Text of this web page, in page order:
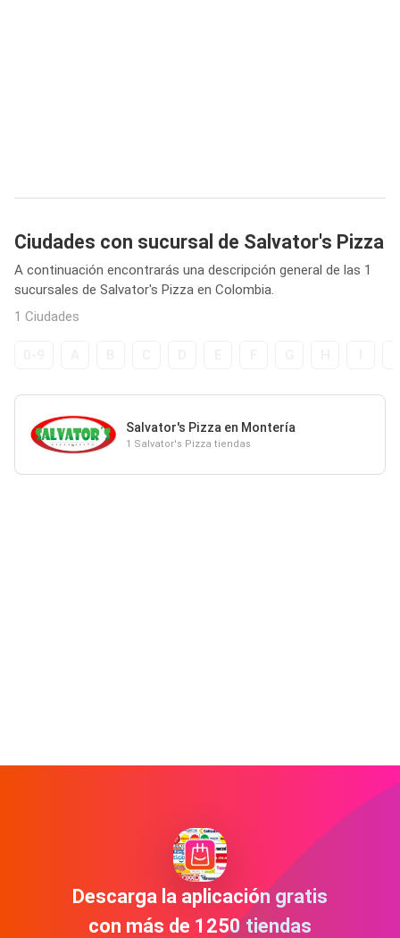
Ciudades con sucursal de Salvator's Pizza
A continuación encontrarás una descripción general de las 1
sucursales de Salvator's Pizza en Colombia.
1 Ciudades
Salvator's Pizza en Montería
1 Salvator's Pizza tiendas
Descarga la aplicación gratis
con más de 1250 tiendas